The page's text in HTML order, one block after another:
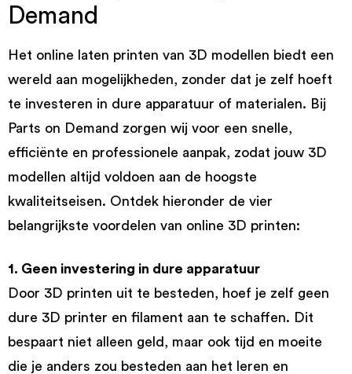
Demand
Het online laten printen van 3D modellen biedt een
wereld aan mogelijkheden, zonder dat je zelf hoeft
te investeren in dure apparatuur of materialen. Bij
Parts on Demand zorgen wij voor een snelle,
efficiënte en professionele aanpak, zodat jouw 3D
modellen altijd voldoen aan de hoogste
kwaliteitseisen. Ontdek hieronder de vier
belangrijkste voordelen van online 3D printen:
1. Geen investering in dure apparatuur
Door 3D printen uit te besteden, hoef je zelf geen
dure 3D printer en filament aan te schaffen. Dit
bespaart niet alleen geld, maar ook tijd en moeite
die je anders zou besteden aan het leren en